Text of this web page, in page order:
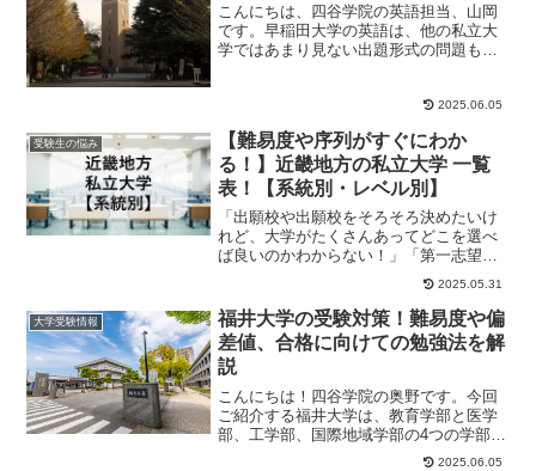
こんにちは、四谷学院の英語担当、山岡
です。早稲田大学の英語は、他の私立大
学ではあまり見ない出題形式の問題も多
2025.06.05
受験生の悩み
【難易度や序列がすぐにわか
る！】近畿地方の私立大学 一覧
表！【系統別・レベル別】
「出願校や出願校をそろそろ決めたいけ
れど、大学がたくさんあってどこを選べ
ば良いのかわからない！」「第一志望は
決まった！でも、併願先はどこにすれば
2025.05.31
大学受験情報
福井大学の受験対策！難易度や偏
差値、合格に向けての勉強法を解
説
こんにちは！四谷学院の奥野です。今回
ご紹介する福井大学は、教育学部と医学
部、工学部、国際地域学部の4つの学部を
持つ大学です。福井県内に文京キャンパ
2025.06.05